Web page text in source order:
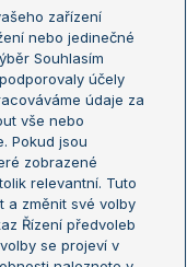
zařízení
nebo jedinečné
Souhlasím
účely
údaje za
vše nebo
Pokud jsou
zobrazené
relevantní. Tuto
a změnit své volby
Řízení předvoleb
se projeví v